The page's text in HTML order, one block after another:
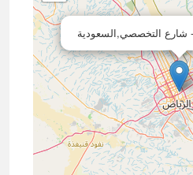
شارع التخصصي,السعودية